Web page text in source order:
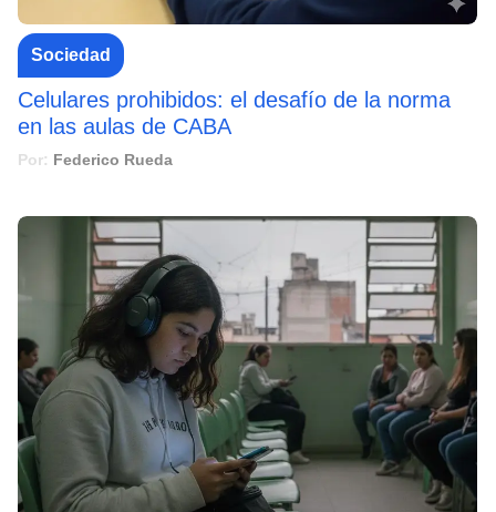
Sociedad
Celulares prohibidos: el desafío de la norma
en las aulas de CABA
Por: Federico Rueda